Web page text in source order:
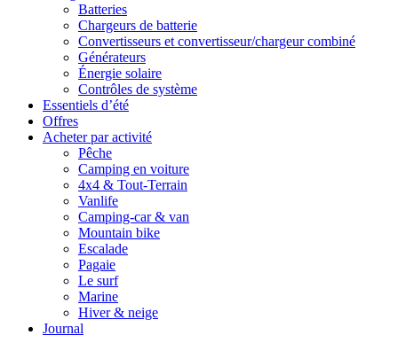
Batteries
Chargeurs de batterie
Convertisseurs et convertisseur/chargeur combiné
Générateurs
Énergie solaire
Contrôles de système
Essentiels d’été
Offres
Acheter par activité
Pêche
Camping en voiture
4x4 & Tout-Terrain
Vanlife
Camping-car & van
Mountain bike
Escalade
Pagaie
Le surf
Marine
Hiver & neige
Journal